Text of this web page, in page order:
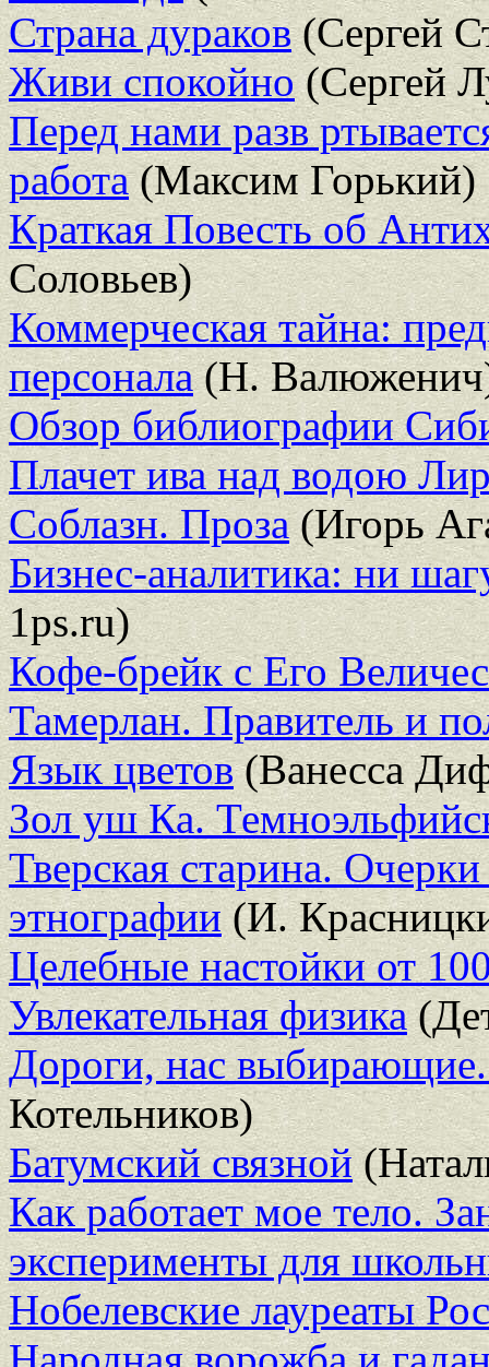
Страна дураков(Сергей
Живи спокойно(Сергей
Перед нами разв
работа(Максим Горький)
Краткая Повесть об
Соловьев)
Коммерческая тайна:
персонала(Н.
Обзор библиографии
Плачет ива над водою
Соблазн. Проза(Игорь
Бизнес-аналитика: ни
1ps.ru)
Кофе-брейк с Его
Тамерлан. Правитель и
Язык цветов(Ванесса
Зол уш Ка.
Тверская старина.
этнографии(И.
Целебные настойки от
Увлекательная физика
Дороги, нас
Котельников)
Батумский связной
Как работает мое тело.
эксперименты для
Нобелевские лауреаты